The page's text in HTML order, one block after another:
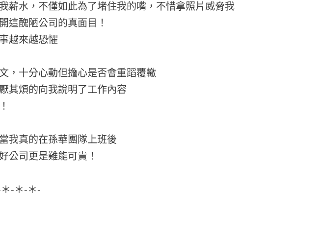
薪水，不僅如此為了堵住我的嘴，不惜拿照片威脅我
這醜陋公司的真面目！
越來越恐懼
，十分心動但擔心是否會重蹈覆轍
其煩的向我說明了工作內容
我真的在孫華團隊上班後
公司更是難能可貴！
-＊-＊-